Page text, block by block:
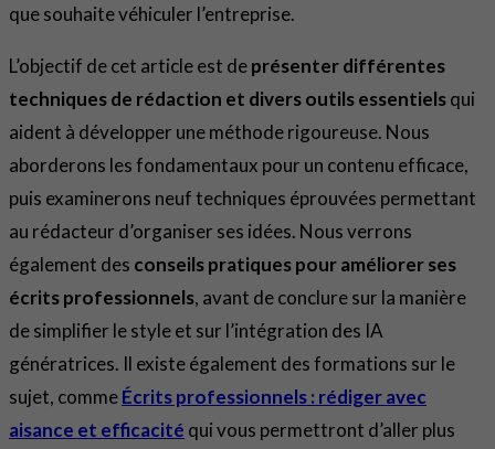
que souhaite véhiculer l’entreprise.
L’objectif de cet article est deprésenter différentes
techniques de rédaction et divers outils essentielsqui
aident à développer une méthode rigoureuse. Nous
aborderons les fondamentaux pour un contenu efficace,
puis examinerons neuf techniques éprouvées permettant
au rédacteur d’organiser ses idées. Nous verrons
également des conseils pratiques pour améliorer ses
écrits professionnels, avant de conclure sur la manière
de simplifier le style et sur l’intégration des IA
génératrices. Il existe également des formations sur le
sujet, commeÉcrits professionnels : rédiger avec
aisance et efficacité qui vous permettront d’aller plus